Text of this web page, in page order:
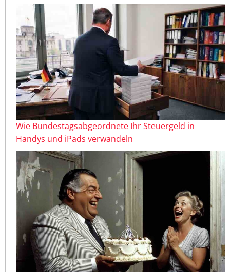
Wie Bundestagsabgeordnete Ihr Steuergeld in
Handys und iPads verwandeln